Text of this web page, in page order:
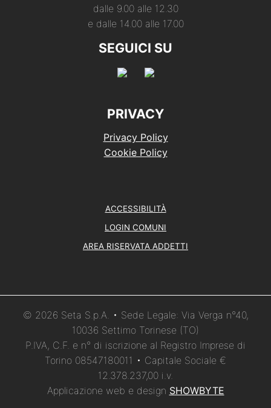
dalle 9.00 alle 12.30
e dalle 14.00 alle 17.00
SEGUICI SU
PRIVACY
Privacy Policy
Cookie Policy
ACCESSIBILITÀ
LOGIN COMUNI
AREA RISERVATA ADDETTI
© 2026 Seta S.p.A. • Sede Legale: Via Verga n°40,
10036 Settimo Torinese (TO)
P.IVA, C.F. e n° di iscrizione al Registro Imprese di
Torino 08547180011 • Capitale Sociale €
12.378.237,00 i.v.
Applicazione web e design SHOWBYTE